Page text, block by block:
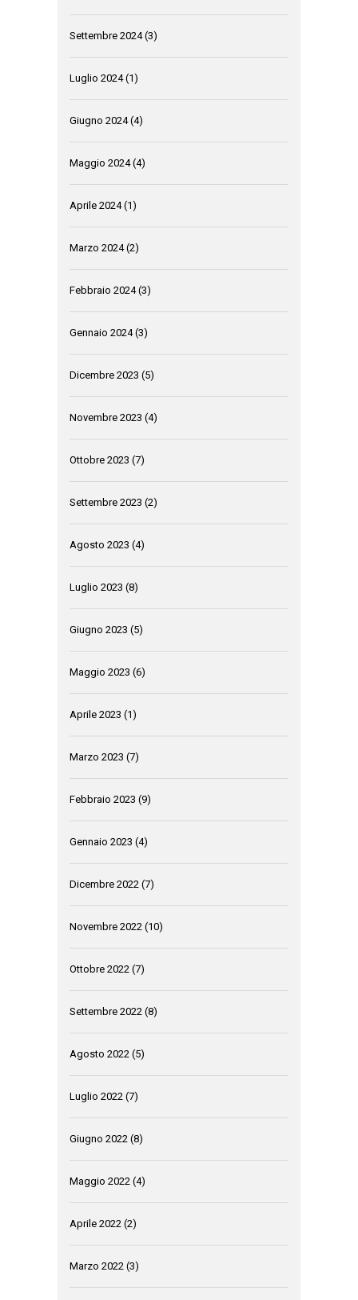
Settembre 2024(3)
Luglio 2024(1)
Giugno 2024(4)
Maggio 2024(4)
Aprile 2024(1)
Marzo 2024(2)
Febbraio 2024(3)
Gennaio 2024(3)
Dicembre 2023 (5)
Novembre 2023 (4)
Ottobre 2023 (7)
Settembre 2023 (2)
Agosto 2023 (4)
Luglio 2023 (8)
Giugno 2023 (5)
Maggio 2023 (6)
Aprile 2023 (1)
Marzo 2023 (7)
Febbraio 2023 (9)
Gennaio 2023 (4)
Dicembre 2022 (7)
Novembre 2022 (10)
Ottobre 2022 (7)
Settembre 2022 (8)
Agosto 2022 (5)
Luglio 2022 (7)
Giugno 2022 (8)
Maggio 2022 (4)
Aprile 2022 (2)
Marzo 2022 (3)